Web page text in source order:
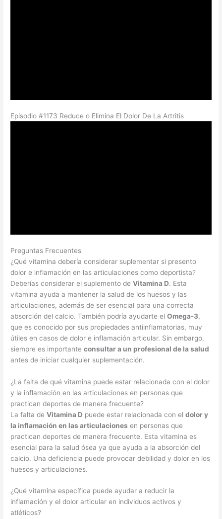
Episodio #1173 Reduce o Elimina El Dolor De La Artritis
Preguntas Frecuentes
¿Qué vitamina debería considerar suplementar si presento
dolor e inflamación en las articulaciones como deportista?
Deberías considerar el suplemento deVitamina D. Esta
vitamina ayuda a mantener la salud de los huesos y las
articulaciones, además de ser esencial para una correcta
absorción del calcio. También podría ayudarte elOmega-3,
que es conocido por sus propiedades antiinflamatorias, muy
útiles en casos de dolor e inflamación articular. Sin embargo,
siempre es importanteconsultar a un profesional de la salud
antes de iniciar cualquier suplementación.
¿La falta de qué vitamina puede estar relacionada con el dolor
y la inflamación en las articulaciones en personas que
practican deportes de manera frecuente?
La falta deVitamina D puede estar relacionada con eldolor y
la inflamación en las articulaciones en personas que
practican deportes de manera frecuente. Esta vitamina es
esencial para la salud ósea ya que ayuda a la absorción del
calcio. Una deficiencia puede provocar debilidad y dolor en los
huesos y articulaciones.
¿Qué vitamina específica puede ayudar a reducir la
inflamación y el dolor articular en individuos activos y
atléticos?